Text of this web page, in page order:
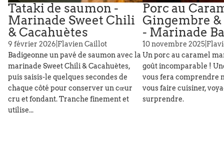
Tataki de saumon -
Marinade Sweet Chili
& Cacahuètes
9 février 2026 Flavien Caillot
Badigeonne un pavé de saumon avec la
marinade Sweet Chili & Cacahuètes,
puis saisis-le quelques secondes de
chaque côté pour conserver un cœur
cru et fondant. Tranche finement et
utilise...
Porc au
Gingembre
- Marinade
10 novembre 2025|
Un porc au caramel
goût incomparable !
vous fera comprendre
vous faire cuisiner,
surprendre.